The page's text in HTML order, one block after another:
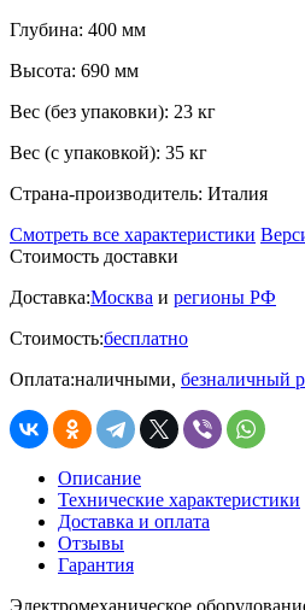
Глубина: 400 мм
Высота: 690 мм
Вес (без упаковки): 23 кг
Вес (с упаковкой): 35 кг
Страна-производитель: Италия
Смотреть все характеристики
Стоимость доставки
Доставка:Москва и регионы РФ
Стоимость:бесплатно
Оплата:наличными, безналичный
Описание
Технические характеристики
Доставка и оплата
Отзывы
Гарантия
Электромеханическое